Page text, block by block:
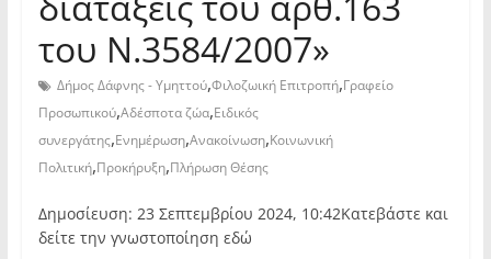
του Ν.3584/2007»
Δήμος Δάφνης - Υμηττού,Φιλοζωική Επιτροπή,Γραφείο
Προσωπικού,Αδέσποτα ζώα,Ειδικός
συνεργάτης,Ενημέρωση,Ανακοίνωση,Κοινωνική
Πολιτική,Προκήρυξη,Πλήρωση Θέσης
Δημοσίευση: 23 Σεπτεμβρίου 2024, 10:42Κατεβάστε και
δείτε την γνωστοποίηση εδώ